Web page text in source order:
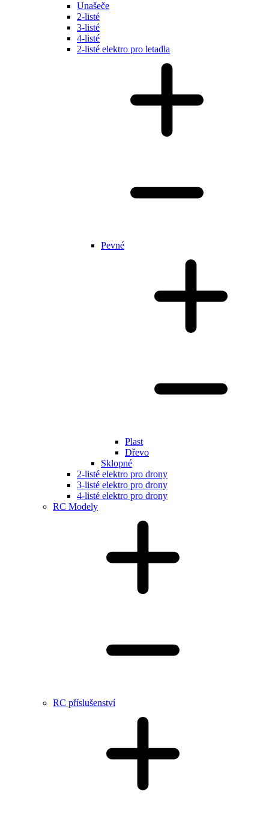
Unašeče
2-listé
3-listé
4-listé
2-listé elektro pro letadla
Pevné
Plast
Dřevo
Sklopné
2-listé elektro pro drony
3-listé elektro pro drony
4-listé elektro pro drony
RC Modely
RC příslušenství